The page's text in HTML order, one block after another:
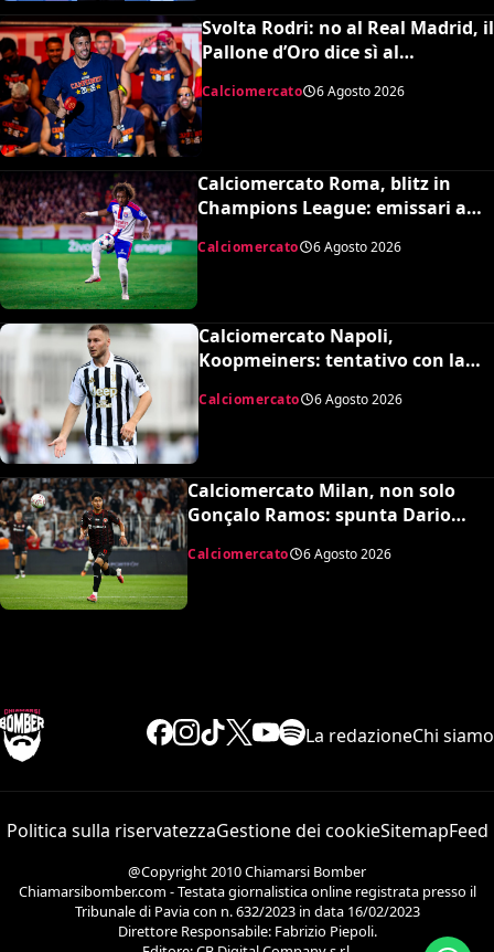
Svolta Rodri: no al Real Madrid, il
Pallone d’Oro dice sì al
Barcellona per 50 milioni
Calciomercato 6 Agosto 2026
Calciomercato Roma, blitz in
Champions League: emissari a
Calciomercato 6 Agosto 2026
Calciomercato Napoli,
Koopmeiners: tentativo con la
Calciomercato 6 Agosto 2026
Calciomercato Milan, non solo
Gonçalo Ramos: spunta Dario
Calciomercato 6 Agosto 2026
La redazioneChi siamo
Politica sulla riservatezzaGestione dei cookieSitemapFeed
@Copyright 2010 Chiamarsi Bomber
Chiamarsibomber.com - Testata giornalistica online registrata presso il
Tribunale di Pavia con n. 632/2023 in data 16/02/2023
Direttore Responsabile: Fabrizio Piepoli.